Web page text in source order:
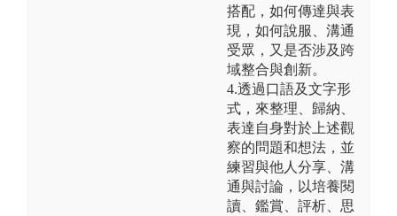
搭配，如何傳達與表
現，如何說服、溝通
受眾，又是否涉及跨
域整合與創新。
4.透過口語及文字形
式，來整理、歸納、
表達自身對於上述觀
察的問題和想法，並
練習與他人分享、溝
通與討論，以培養閱
讀、鑑賞、評析、思